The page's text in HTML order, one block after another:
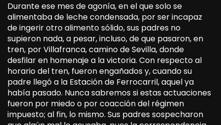
Durante ese mes de agonía, en el que solo se
alimentaba de leche condensada, por ser incapaz
de ingerir otro alimento sólido, sus padres no
supieron nada, a pesar, incluso, de que pasaron, en
tren, por Villafranca, camino de Sevilla, donde
desfilar en homenaje a la victoria. Con respecto al
horario del tren, fueron engañados y, cuando su
padre llegó a la Estación de Ferrocarril, aquel ya
había pasado. Nunca sabremos si estas actuaciones
fueron por miedo o por coacción del régimen
impuesto; al fin, lo mismo. Sus padres sospecharon